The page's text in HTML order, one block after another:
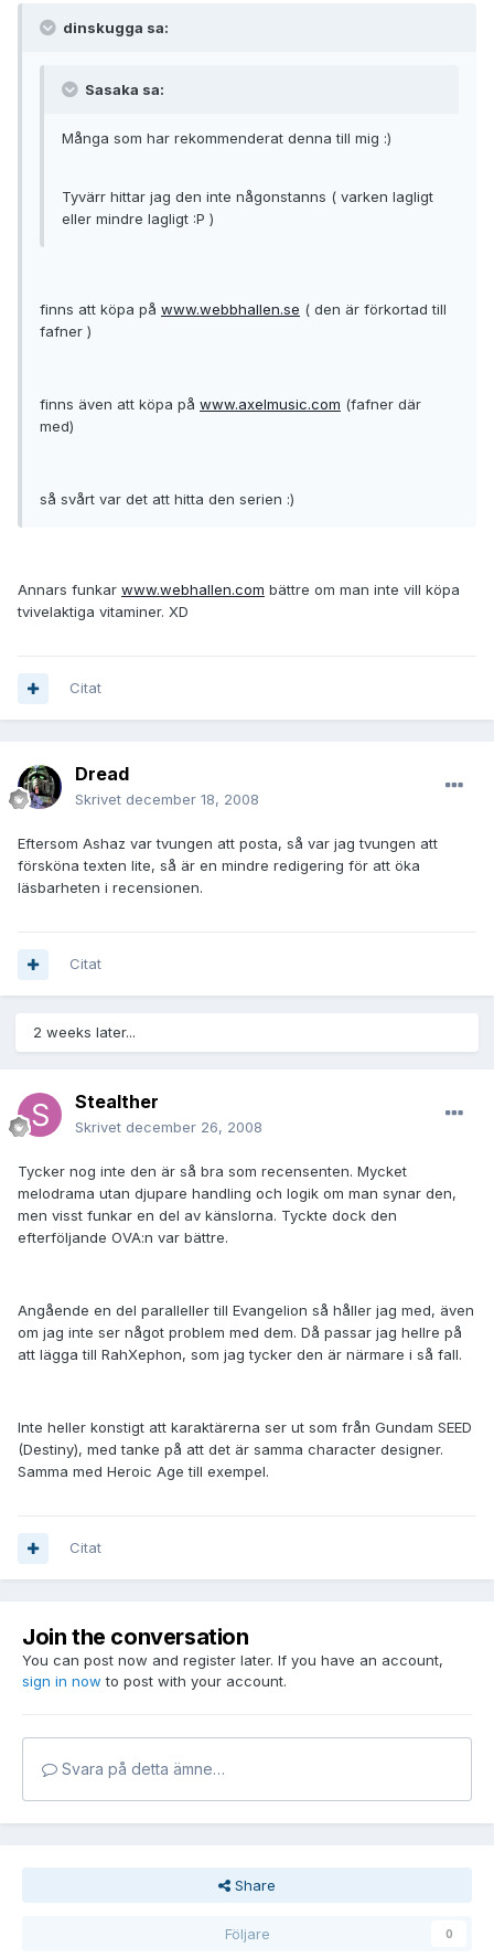
dinskugga sa:
Sasaka sa:
Många som har rekommenderat denna till mig :)
Tyvärr hittar jag den inte någonstanns ( varken lagligt
eller mindre lagligt :P )
finns att köpa på www.webbhallen.se ( den är förkortad till
fafner )
finns även att köpa på www.axelmusic.com (fafner där
med)
så svårt var det att hitta den serien :)
Annars funkar www.webhallen.com bättre om man inte vill köpa
tvivelaktiga vitaminer. XD
Citat
Dread
Skrivet december 18, 2008
Eftersom Ashaz var tvungen att posta, så var jag tvungen att
försköna texten lite, så är en mindre redigering för att öka
läsbarheten i recensionen.
Citat
2 weeks later...
Stealther
Skrivet december 26, 2008
Tycker nog inte den är så bra som recensenten. Mycket
melodrama utan djupare handling och logik om man synar den,
men visst funkar en del av känslorna. Tyckte dock den
efterföljande OVA:n var bättre.
Angående en del paralleller till Evangelion så håller jag med, även
om jag inte ser något problem med dem. Då passar jag hellre på
att lägga till RahXephon, som jag tycker den är närmare i så fall.
Inte heller konstigt att karaktärerna ser ut som från Gundam SEED
(Destiny), med tanke på att det är samma character designer.
Samma med Heroic Age till exempel.
Citat
Join the conversation
You can post now and register later. If you have an account,
sign in now to post with your account.
Svara på detta ämne…
Share
Följare 0